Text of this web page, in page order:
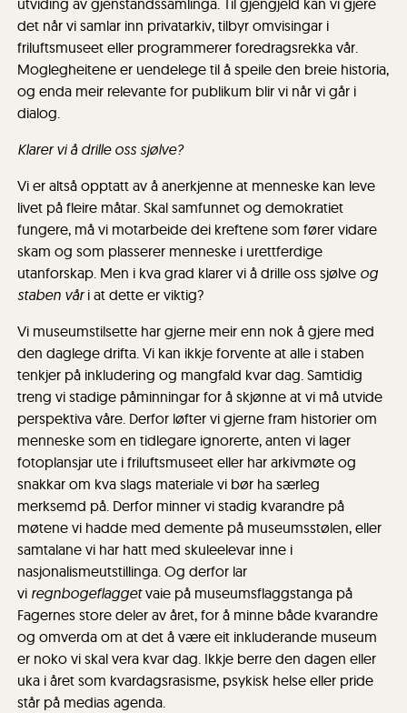
det når vi samlar inn privatarkiv, tilbyr omvisingar i
friluftsmuseet eller programmerer foredragsrekka vår.
Moglegheitene er uendelege til å speile den breie historia,
og enda meir relevante for publikum blir vi når vi går i
dialog.
Klarer vi å drille oss sjølve?
Vi er altså opptatt av å anerkjenne at menneske kan leve
livet på fleire måtar. Skal samfunnet og demokratiet
fungere, må vi motarbeide dei kreftene som fører vidare
skam og som plasserer menneske i urettferdige
utanforskap. Men i kva grad klarer vi å drille oss sjølve og
staben våri at dette er viktig?
Vi museumstilsette har gjerne meir enn nok å gjere med
den daglege drifta. Vi kan ikkje forvente at alle i staben
tenkjer på inkludering og mangfald kvar dag. Samtidig
treng vi stadige påminningar for å skjønne at vi må utvide
perspektiva våre. Derfor løfter vi gjerne fram historier om
menneske som en tidlegare ignorerte, anten vi lager
fotoplansjar ute i friluftsmuseet eller har arkivmøte og
snakkar om kva slags materiale vi bør ha særleg
merksemd på. Derfor minner vi stadig kvarandre på
møtene vi hadde med demente på museumsstølen, eller
samtalane vi har hatt med skuleelevar inne i
nasjonalismeutstillinga. Og derfor lar
vi regnbogeflaggetvaie på museumsflaggstanga på
Fagernes store deler av året, for å minne både kvarandre
og omverda om at det å være eit inkluderande museum
er noko vi skal vera kvar dag. Ikkje berre den dagen eller
uka i året som kvardagsrasisme, psykisk helse eller pride
står på medias agenda.